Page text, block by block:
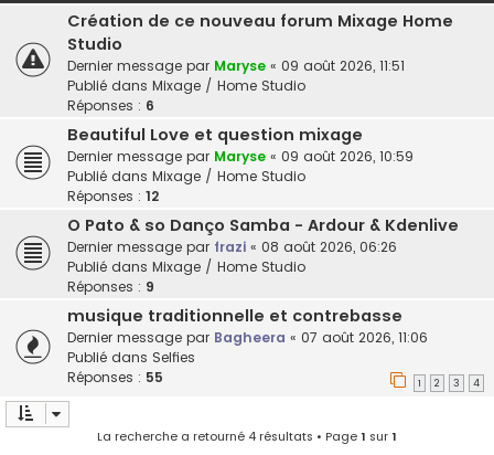
Création de ce nouveau forum Mixage Home
Studio
Dernier message par Maryse « 09 août 2026, 11:51
Publié dans Mixage / Home Studio
Réponses : 6
Beautiful Love et question mixage
Dernier message par Maryse « 09 août 2026, 10:59
Publié dans Mixage / Home Studio
Réponses : 12
O Pato & so Danço Samba - Ardour & Kdenlive
Dernier message par frazi « 08 août 2026, 06:26
Publié dans Mixage / Home Studio
Réponses : 9
musique traditionnelle et contrebasse
Dernier message par Bagheera « 07 août 2026, 11:06
Publié dans Selfies
Réponses : 55 1 2 3 4
La recherche a retourné 4 résultats • Page1 sur1